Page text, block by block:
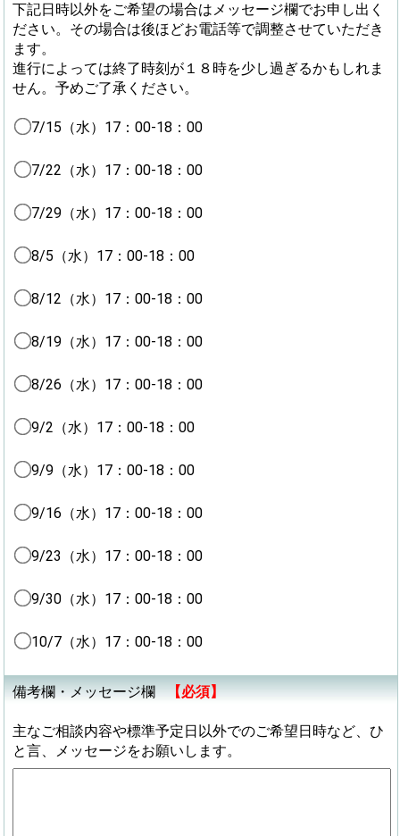
下記日時以外をご希望の場合はメッセージ欄でお申し出く
ださい。その場合は後ほどお電話等で調整させていただき
ます。
進行によっては終了時刻が１８時を少し過ぎるかもしれま
せん。予めご了承ください。
7/15（水）17：00-18：00
7/22（水）17：00-18：00
7/29（水）17：00-18：00
8/5（水）17：00-18：00
8/12（水）17：00-18：00
8/19（水）17：00-18：00
8/26（水）17：00-18：00
9/2（水）17：00-18：00
9/9（水）17：00-18：00
9/16（水）17：00-18：00
9/23（水）17：00-18：00
9/30（水）17：00-18：00
10/7（水）17：00-18：00
備考欄・メッセージ欄 【必須】
主なご相談内容や標準予定日以外でのご希望日時など、ひ
と言、メッセージをお願いします。